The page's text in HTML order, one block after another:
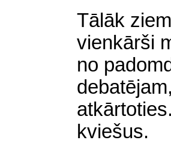
Tālāk
vienkārši
no
kviešus.